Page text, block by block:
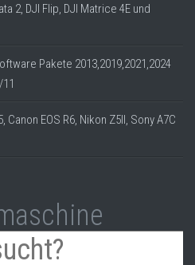
2, DJI Flip, DJI Matrice 4E und
Pakete 2013,2019,2021,2024
Canon EOS R6, Nikon Z5II, Sony A7C